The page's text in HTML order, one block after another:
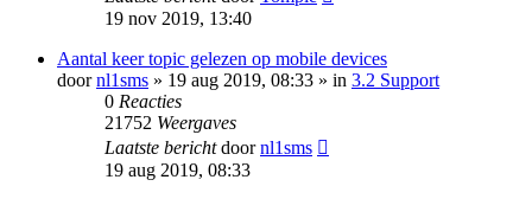
19 nov 2019, 13:40
Aantal keer topic gelezen op mobile devices
doornl1sms » 19 aug 2019, 08:33 » in 3.2 Support
0 Reacties
21752 Weergaves
Laatste berichtdoornl1sms
19 aug 2019, 08:33